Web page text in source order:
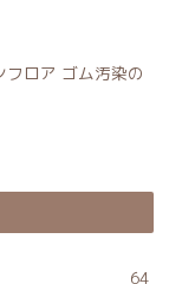
フロア ゴム汚染の
64